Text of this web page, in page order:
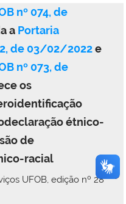
nº 074, de
a Portaria
de 03/02/2022e
nº 073, de
os
étnico-
de
racial
UFOB, edição nº 28